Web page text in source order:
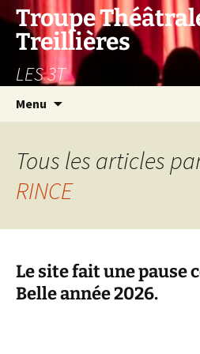
Aller
contenu
Troupe
Treillières
LES 3T
Menu
Tous les articles
RINCE
Le site fait une pause
Belle année 2026.